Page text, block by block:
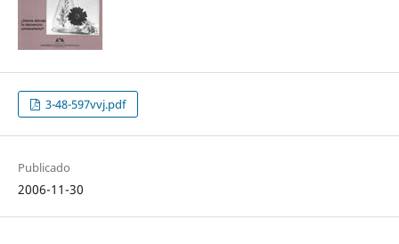
3-48-597vvj.pdf
Publicado
2006-11-30